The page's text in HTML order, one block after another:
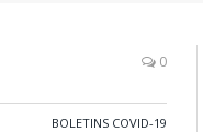
0
BOLETINS COVID-19